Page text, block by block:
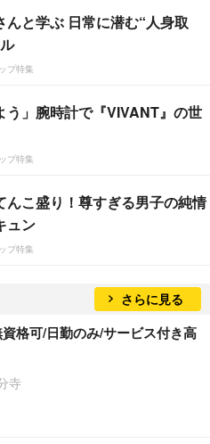
んと学ぶ 日常に潜む“人身取
プ特集
う」腕時計で『VIVANT』の世
プ特集
んこ盛り！尊すぎる男子の純情
ュン
プ特集
さらに見る
格可/日勤のみ/サービス付き高
寺